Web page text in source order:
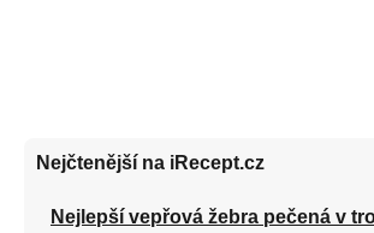
Nejčtenější na iRecept.cz
Nejlepší vepřová žebra pečená v